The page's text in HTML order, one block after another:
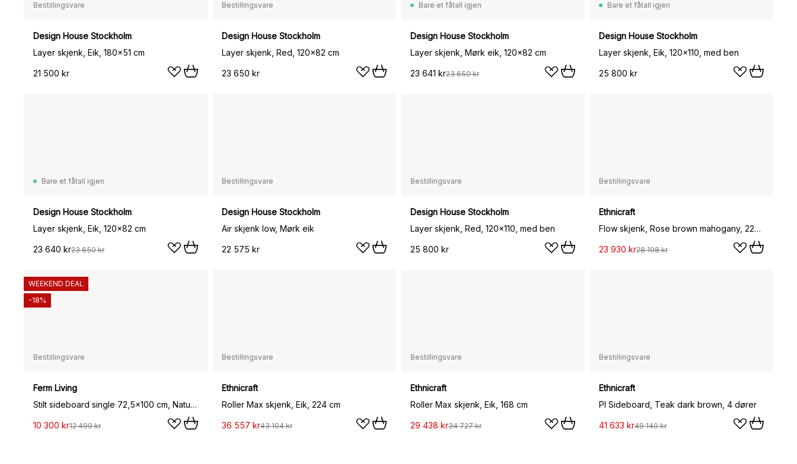
Bestillingsvare
Design House Stockholm
Layer skjenk, Eik, 180x51 cm
21 500 kr
Bestillingsvare
Design House Stockholm
Layer skjenk, Red, 120x82 cm
23 650 kr
Bare et fåtall igjen
Design House Stockholm
Layer skjenk, Mørk eik, 120x82 cm
23 641 kr23 650 kr
Bare et fåtall igjen
Design House Stockholm
Layer skjenk, Eik, 120x110, med ben
25 800 kr
Bare et fåtall igjen
Design House Stockholm
Layer skjenk, Eik, 120x82 cm
23 640 kr23 650 kr
Bestillingsvare
Design House Stockholm
Air skjenk low, Mørk eik
22 575 kr
Bestillingsvare
Design House Stockholm
Layer skjenk, Red, 120x110, med ben
25 800 kr
Bestillingsvare
Ethnicraft
Flow skjenk, Rose brown mahogany, 224x82 cm
23 930 kr28 198 kr
Bestillingsvare
Ferm Living
Stilt sideboard single 72,5x100 cm, Natural oak
10 300 kr12 499 kr
WEEKEND DEAL
-18%
Bestillingsvare
Ethnicraft
Roller Max skjenk, Eik, 224 cm
36 557 kr43 104 kr
Bestillingsvare
Ethnicraft
Roller Max skjenk, Eik, 168 cm
29 438 kr34 727 kr
Bestillingsvare
Ethnicraft
PI Sideboard, Teak dark brown, 4 dører
41 633 kr49 140 kr